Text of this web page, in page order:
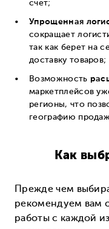
счет;
Упрощенная
сокращает
так как берет на
доставку товаров;
Возможность
маркетплейсов
регионы, что
географию
Как
Прежде чем
рекомендуем вам
работы с каждой